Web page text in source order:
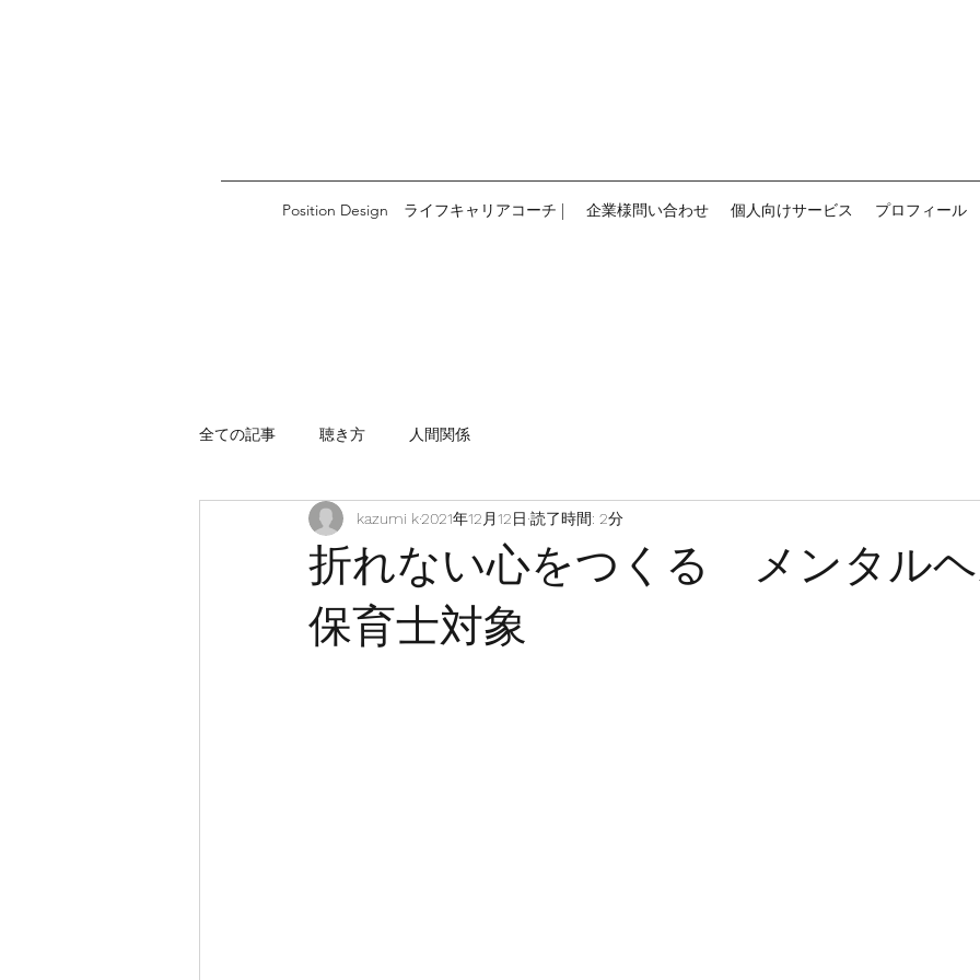
Position Design ライフキャリアコーチ | 企業様問い合わせ 個人向けサービス プロフィール
全ての記事 聴き方 人間関係
折れない心をつくる メンタル
保育士対象
kazumi k2021年12月12日 読了時間: 2分